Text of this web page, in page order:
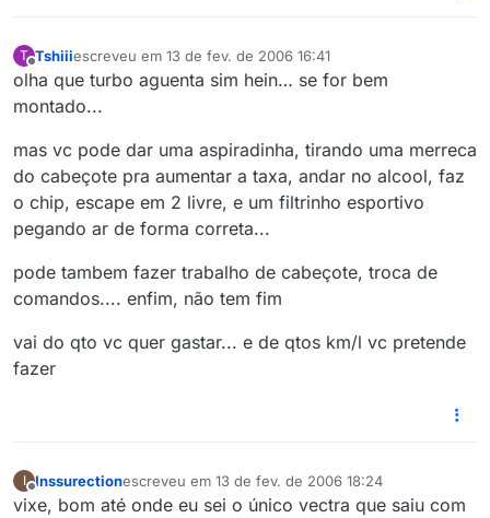
T
Offline
Tshiiiescreveu em 13 de fev. de 2006 16:41
última edição por
olha que turbo aguenta sim hein… se for bem
montado...
mas vc pode dar uma aspiradinha, tirando uma merreca
do cabeçote pra aumentar a taxa, andar no alcool, faz
o chip, escape em 2 livre, e um filtrinho esportivo
pegando ar de forma correta...
pode tambem fazer trabalho de cabeçote, troca de
comandos.... enfim, não tem fim
vai do qto vc quer gastar... e de qtos km/l vc pretende
fazer
I
Offline
Inssurectionescreveu em 13 de fev. de 2006 18:24
última edição por
vixe, bom até onde eu sei o único vectra que saiu com